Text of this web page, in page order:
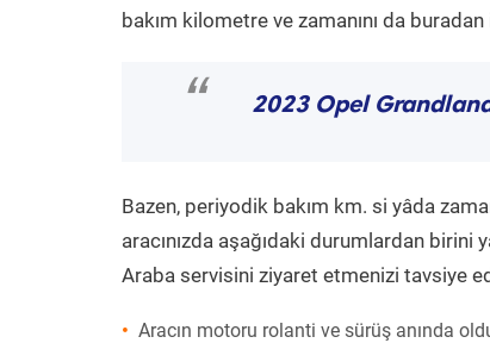
bakım kilometre ve zamanını da
“ 2023 Opel
Bazen, periyodik bakım km. si yâda
aracınızda aşağıdaki durumlardan birini
Araba servisini ziyaret etmenizi tavsiye
Aracın motoru rolanti ve sürüş anında